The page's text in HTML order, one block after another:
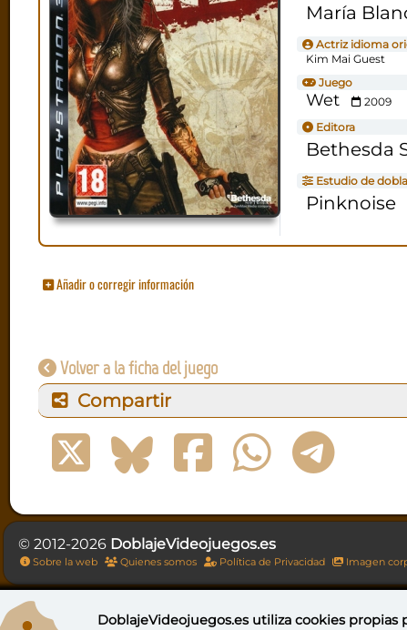
María
Actriz idioma
Kim Mai Guest
Juego
Wet
2009
Editora
Bethesda
Estudio de
Pinknoise
Añadir o corregir información
Volver a la ficha del juego
Compartir
© 2012-2026 DoblajeVideojuegos.es
Sobre la web Quienes somos Política de Privacidad Imagen
DoblajeVideojuegos.es utilizacookies propias